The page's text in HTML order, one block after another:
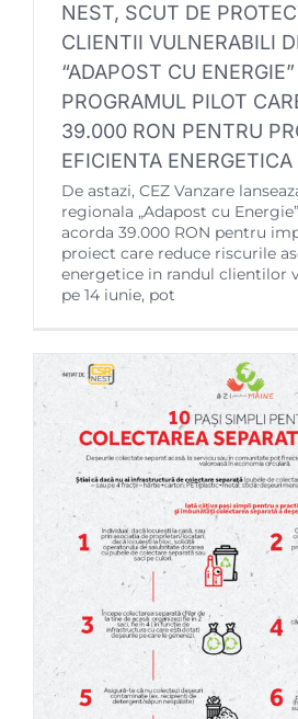
NEST, SCUT DE
CLIENTII VULNERABILI
“ADAPOST CU
PROGRAMUL PILOT
39.000 RON PENTRU
EFICIENTA ENERGETICA
De astazi, CEZ Vanzare
regionala „Adapost cu
acorda 39.000 RON pentru
proiect care reduce riscurile
energetice in randul clientilor
pe 14 iunie, pot